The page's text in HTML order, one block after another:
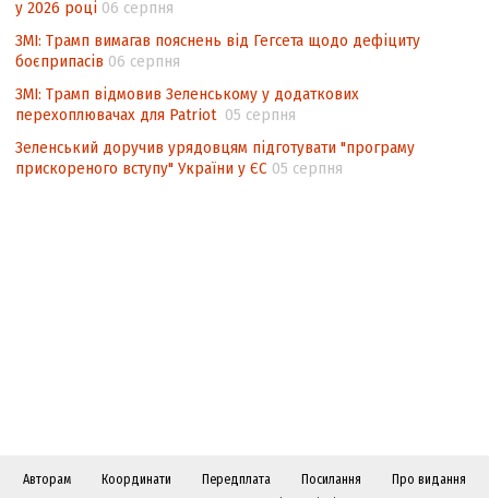
у 2026 році 06 серпня
ЗМІ: Трамп вимагав пояснень від Гегсета щодо дефіциту
боєприпасів 06 серпня
ЗМІ: Трамп відмовив Зеленському у додаткових
перехоплювачах для Patriot 05 серпня
Зеленський доручив урядовцям підготувати "програму
прискореного вступу" України у ЄС 05 серпня
Авторам Координати Передплата Посилання
Про видання